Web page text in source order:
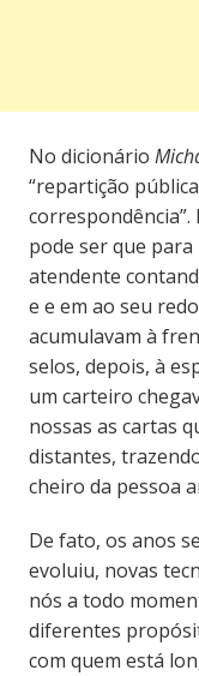
No dicionário
“repartição
pode ser que
atendente
e e em ao seu
acumulavam à
selos, depois, à
um carteiro
nossas as cartas
distantes,
cheiro da pessoa
De fato, os anos
evoluiu, novas
nós a todo
diferentes
com quem está